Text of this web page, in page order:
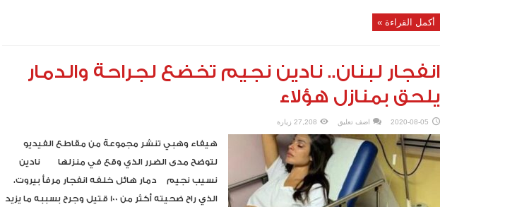
أكمل القراءة »
انفجار لبنان.. نادين نجيم تخضع لجراحة والدمار
يلحق بمنازل هؤلاء
2020-08-05 اضف تعليق 27,208 زيارة
هيفاء وهبي تنشر مجموعة من مقاطع الفيديو
لتوضح مدى الضرر الذي وقع في منزلها نادين
نسيب نجيم دمار هائل خلفه انفجار مرفأ بيروت،
الذي راح ضحيته أكثر من 100 قتيل وجرح بسببه ما يزيد